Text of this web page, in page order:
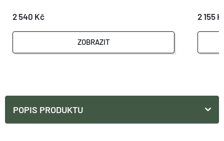
2 540 Kč
ZOBRAZIT
2 155
POPIS PRODUKTU